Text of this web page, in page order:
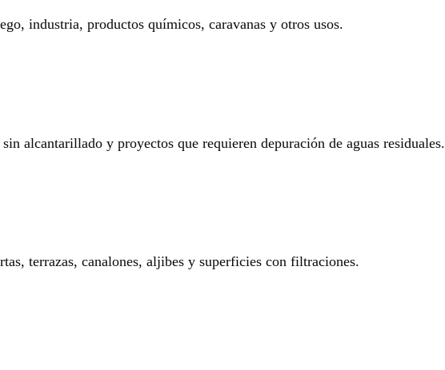
industria, productos químicos, caravanas y otros usos.
alcantarillado y proyectos que requieren depuración de aguas residuales.
terrazas, canalones, aljibes y superficies con filtraciones.